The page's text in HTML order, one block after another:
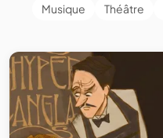
Musique Théâtre